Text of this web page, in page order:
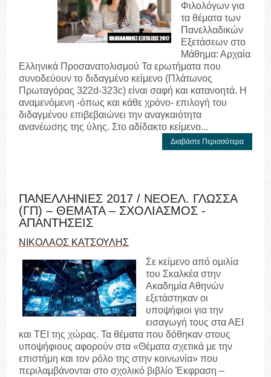
Φιλολόγων για
τα θέματα των
Πανελλαδικών
Εξετάσεων στο
Μάθημα: Αρχαία
Ελληνικά Προσανατολισμού Τα ερωτήματα που
συνοδεύουν το διδαγμένο κείμενο (Πλάτωνος
Πρωταγόρας 322d-323c) είναι σαφή και κατανοητά. Η
αναμενόμενη -όπως και κάθε χρόνο- επιλογή του
διδαγμένου επιβεβαιώνει την αναγκαιότητα
ανανέωσης της ύλης. Στο αδίδακτο κείμενο...
Διαβάστε Περισσότερα
ΠΑΝΕΛΛΗΝΙΕΣ 2017 / ΝΕΟΕΛ. ΓΛΩΣΣΑ
(ΓΠ) – ΘΕΜΑΤΑ – ΣΧΟΛΙΑΣΜΟΣ -
ΑΠΑΝΤΗΣΕΙΣ
ΝΙΚΟΛΑΟΣ ΚΑΤΣΟΥΛΗΣ
Σε κείμενο από ομιλία
του Σκαλκέα στην
Ακαδημία Αθηνών
εξετάστηκαν οι
υποψήφιοι για την
εισαγωγή τους στα ΑΕΙ
και ΤΕΙ της χώρας. Τα θέματα που δόθηκαν στους
υποψήφιους αφορούν στα «Θέματα σχετικά με την
επιστήμη και τον ρόλο της στην κοινωνία» που
περιλαμβάνονται στο σχολικό βιβλίο Έκφραση –